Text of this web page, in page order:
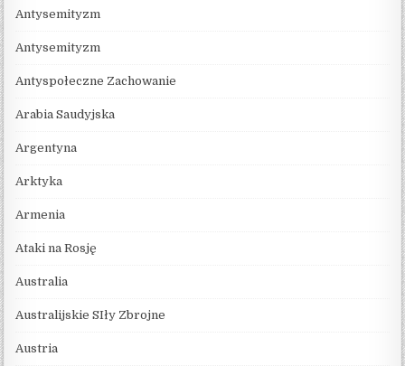
Antysemityzm
Antysemityzm
Antyspołeczne Zachowanie
Arabia Saudyjska
Argentyna
Arktyka
Armenia
Ataki na Rosję
Australia
Australijskie SIły Zbrojne
Austria